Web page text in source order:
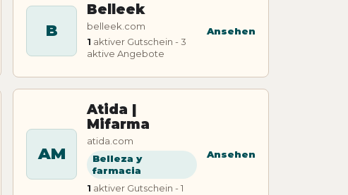
B
Belleek
belleek.com
1 aktiver Gutschein - 3
aktive Angebote
Ansehen
AM
Atida |
Mifarma
atida.com
Belleza y
farmacia
1 aktiver Gutschein - 1
Ansehen